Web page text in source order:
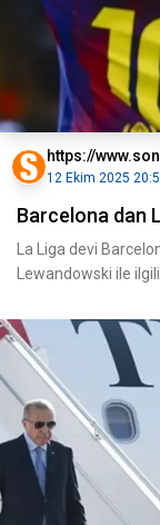
https://
12 Ekim 2025
Barcelona dan
La Liga devi
Lewandowski ile